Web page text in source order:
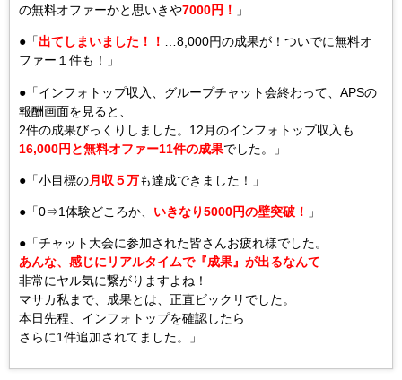
の無料オファーかと思いきや7000円！ 」
●「出てしまいました！！ …8,000円の成果が！ついでに無料オ
ファー１件も！」
●「インフォトップ収入、グループチャット会終わって、APSの
報酬画面を見ると、
2件の成果びっくりしました。12月のインフォトップ収入も
16,000円と無料オファー11件の成果でした。」
●「小目標の月収５万も達成できました！」
●「0⇒1体験どころか、 いきなり5000円の壁突破！ 」
●「チャット大会に参加された皆さんお疲れ様でした。
あんな、感じにリアルタイムで『成果』が出るなんて
非常にヤル気に繋がりますよね！
マサカ私まで、成果とは、正直ビックリでした。
本日先程、インフォトップを確認したら
さらに1件追加されてました。」